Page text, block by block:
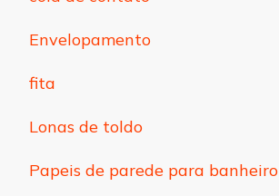
Envelopamento
fita
Lonas de toldo
Papeis de parede para banheiro